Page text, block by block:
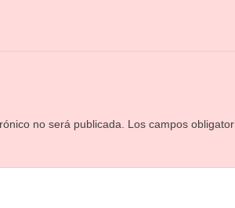
no será publicada. Los campos